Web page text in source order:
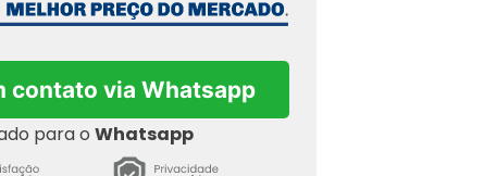
contato via Whatsapp
para o Whatsapp